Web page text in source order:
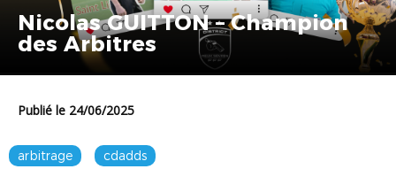
Nicolas GUITTON – Champion
des Arbitres
Publié le 24/06/2025
arbitrage cdadds